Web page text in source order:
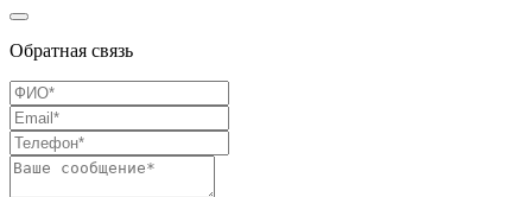
Обратная связь